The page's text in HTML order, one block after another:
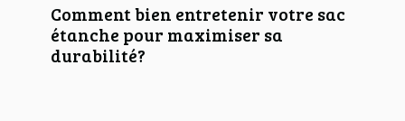
Comment bien entretenir votre sac
étanche pour maximiser sa
durabilité?